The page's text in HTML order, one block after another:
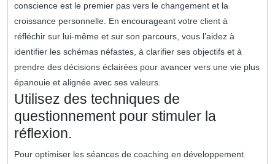
conscience est le premier pas vers le changement et la
croissance personnelle. En encourageant votre client à
réfléchir sur lui-même et sur son parcours, vous l’aidez à
identifier les schémas néfastes, à clarifier ses objectifs et à
prendre des décisions éclairées pour avancer vers une vie plus
épanouie et alignée avec ses valeurs.
Utilisez des techniques de
questionnement pour stimuler la
réflexion.
Pour optimiser les séances de coaching en développement